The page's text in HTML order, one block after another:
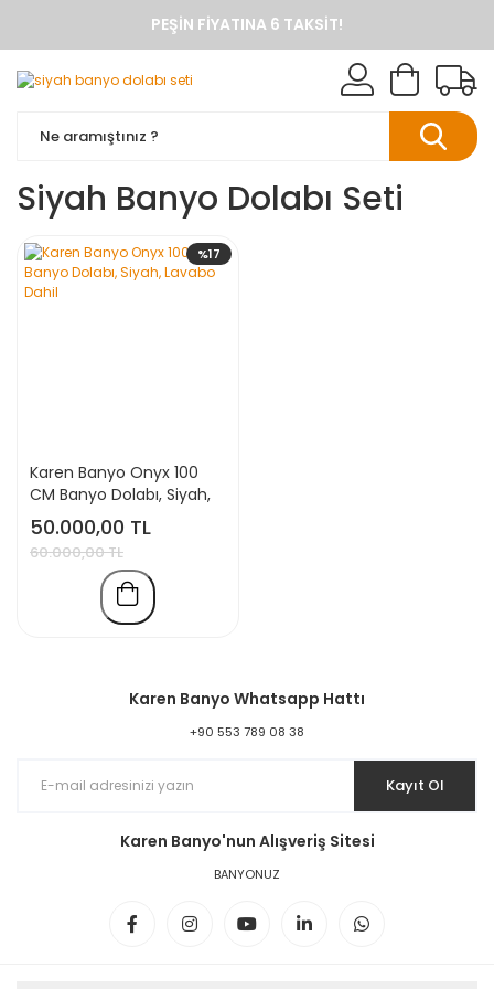
PEŞIN FIYATINA 6 TAKSIT!
ANINDA %10 HAVALE İNDIRIMI
TÜM ÜRÜNLERDE KARGO BEDAVA
KAREN BANYO RESMI ALIŞVERIŞ SITESI
BANYO DOLAPLARINDA ANINDA %10 HAVALE INDIRIMI
Siyah Banyo Dolabı Seti
%17
Karen Banyo Onyx 100
CM Banyo Dolabı, Siyah,
Lavabo Dahil
50.000,00 TL
60.000,00 TL
Karen Banyo Whatsapp Hattı
+90 553 789 08 38
Kayıt Ol
Karen Banyo'nun Alışveriş Sitesi
BANYONUZ